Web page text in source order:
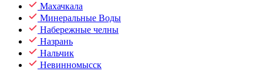
Махачкала
Минеральные Воды
Набережные челны
Назрань
Нальчик
Невинномысск